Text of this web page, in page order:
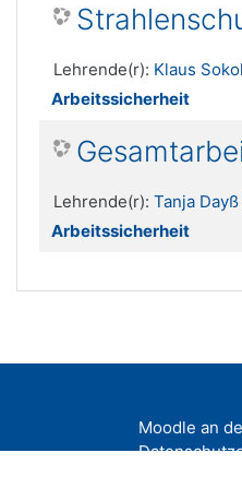
Lehrende(r): Klaus
Arbeitssicherheit
Lehrende(r): Tanja Dayß
Arbeitssicherheit
Moodle an